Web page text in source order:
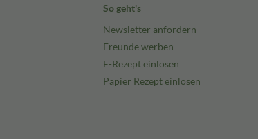
So geht's
Newsletter anfordern
Freunde werben
E-Rezept einlösen
Papier Rezept einlösen